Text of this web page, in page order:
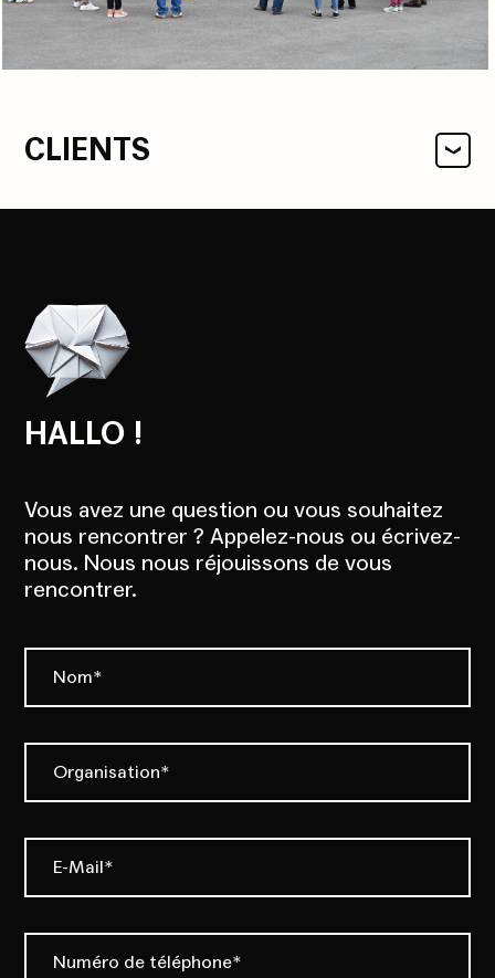
CLIENTS
HALLO !
Vous avez une question ou vous souhaitez
nous rencontrer ? Appelez-nous ou écrivez-
nous. Nous nous réjouissons de vous
rencontrer.